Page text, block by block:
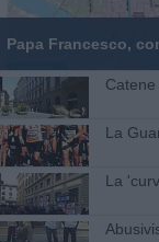
Papa Francesco,
​La
La